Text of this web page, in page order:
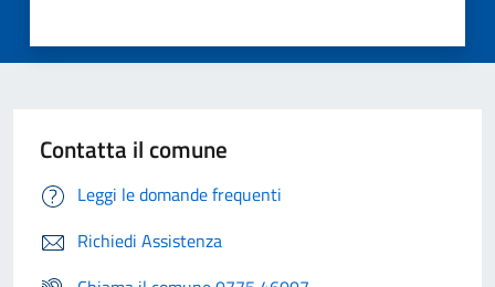
Contatta il comune
Leggi le domande frequenti
Richiedi Assistenza